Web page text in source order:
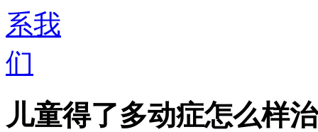
儿童得了多动症怎么样